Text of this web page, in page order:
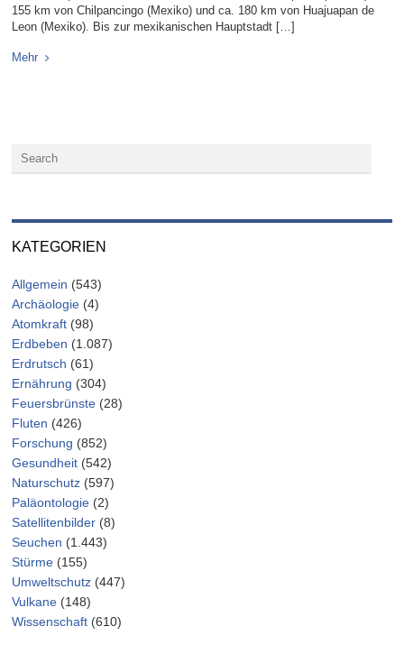
155 km von Chilpancingo (Mexiko) und ca. 180 km von Huajuapan de
Leon (Mexiko). Bis zur mexikanischen Hauptstadt […]
Mehr
KATEGORIEN
Allgemein (543)
Archäologie (4)
Atomkraft (98)
Erdbeben (1.087)
Erdrutsch (61)
Ernährung (304)
Feuersbrünste (28)
Fluten (426)
Forschung (852)
Gesundheit (542)
Naturschutz (597)
Paläontologie (2)
Satellitenbilder (8)
Seuchen (1.443)
Stürme (155)
Umweltschutz (447)
Vulkane (148)
Wissenschaft (610)